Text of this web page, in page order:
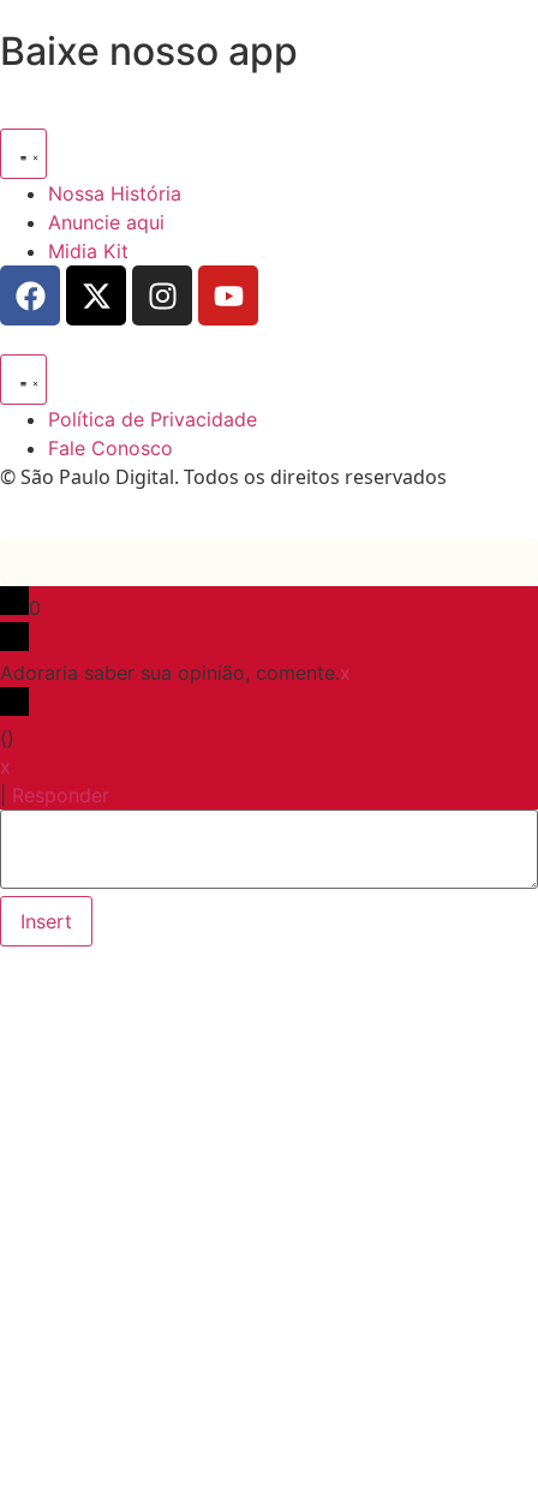
Baixe nosso app
Nossa História
Anuncie aqui
Midia Kit
Política de Privacidade
Fale Conosco
© São Paulo Digital. Todos os direitos reservados
0
Adoraria saber sua opinião, comente.x
()
x
Responder
Insert